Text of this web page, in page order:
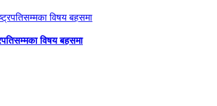
विषय बहसमा